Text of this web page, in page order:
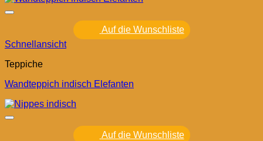
Auf die Wunschliste
Schnellansicht
Teppiche
Wandteppich indisch Elefanten
Auf die Wunschliste